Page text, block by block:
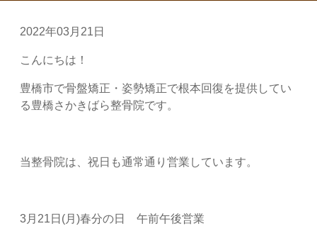
2022年03月21日
こんにちは！
豊橋市で骨盤矯正・姿勢矯正で根本回復を提供してい
る豊橋さかきばら整骨院です。
当整骨院は、祝日も通常通り営業しています。
3月21日(月)春分の日 午前午後営業